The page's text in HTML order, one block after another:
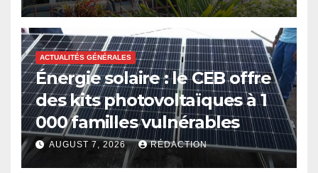
ACTUALITÉS GÉNÉRALES
Énergie solaire : le CEB offre
des kits photovoltaïques à 1
000 familles vulnérables
AUGUST 7, 2026 RÉDACTION